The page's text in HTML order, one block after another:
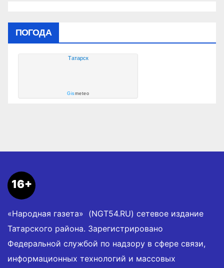
ПОГОДА
Татарск
Gismeteo
16+
«Народная газета» (NGT54.RU) сетевое издание
Татарского района. Зарегистрировано
Федеральной службой по надзору в сфере связи,
информационных технологий и массовых